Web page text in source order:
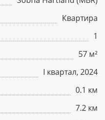
Квартира
1
57 м²
I квартал, 2024
0.1 км
7.2 км